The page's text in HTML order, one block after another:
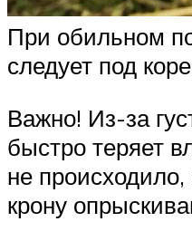
При обильном
следует под
Важно! Из-за
быстро теряет
не
крону